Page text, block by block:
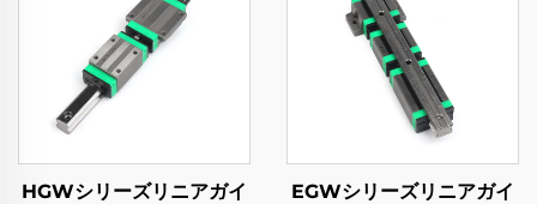
HGWシリーズリニアガイ
EGWシリーズリニアガイ